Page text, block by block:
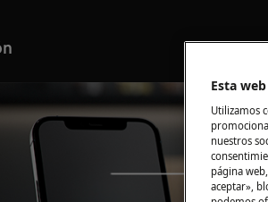
Esta
Utilizamos
nuestros
página
aceptar»,